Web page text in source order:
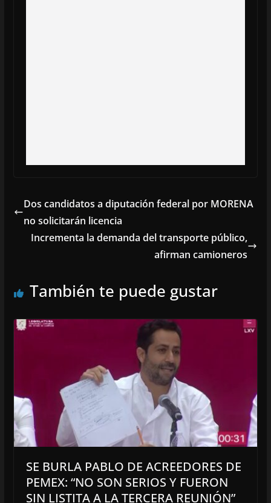
Dos candidatos a diputación federal por MORENA
no solicitarán licencia
Incrementa la demanda del transporte público,
afirman camioneros
También te puede gustar
SE BURLA PABLO DE ACREEDORES DE
PEMEX: “NO SON SERIOS Y FUERON
SIN LISTITA A LA TERCERA REUNIÓN”